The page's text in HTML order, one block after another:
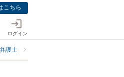
こちら
ログイン
護士